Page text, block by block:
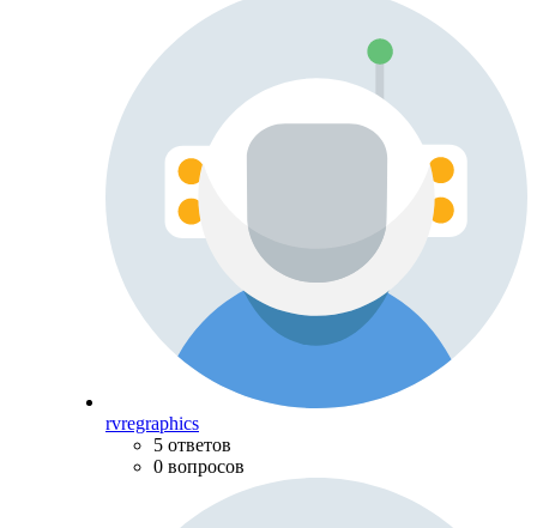
rvregraphics
5 ответов
0 вопросов